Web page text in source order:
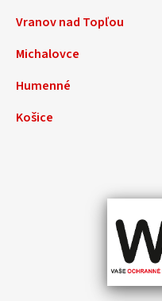
Vranov nad Topľou
Michalovce
Humenné
Košice